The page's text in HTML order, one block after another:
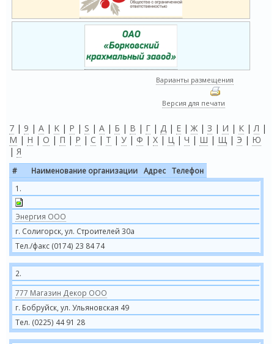
Варианты размещения
Версия для печати
7 | 9 | A | K | P | S | А | Б | В | Г | Д | Е | Ж | З | И | К |Л |
М | Н | О | П | Р | С | Т | У | Ф | Х | Ц | Ч | Ш | Щ | Э | Ю
| Я
# Наименование организации Адрес
Телефон
1.
Энергия ООО
г. Солигорск, ул. Строителей 30а
Тел./факс (0174) 23 84 74
2.
777 Магазин Декор ООО
г. Бобруйск, ул. Ульяновская 49
Тел. (0225) 44 91 28